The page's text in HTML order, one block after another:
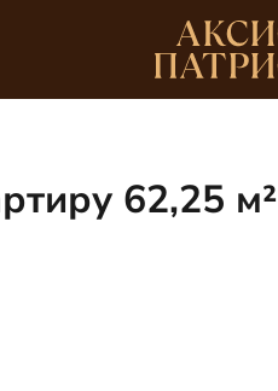
62,25 м²